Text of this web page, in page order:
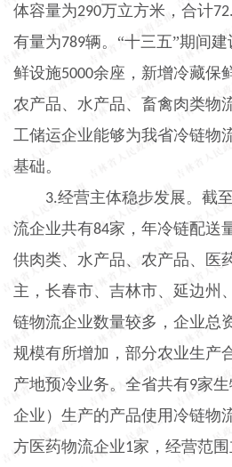
体容量为290万立方米，合计
有量为789辆。“十三五”期间
鲜设施5000余座，新增冷藏保
农产品、水产品、畜禽肉类物
工储运企业能够为我省冷链物
基础。
3.经营主体稳步发展。截至
流企业共有84家，年冷链配送
供肉类、水产品、农产品、医
主，长春市、吉林市、延边州
链物流企业数量较多，企业总
规模有所增加，部分农业生产
产地预冷业务。全省共有9家
企业）生产的产品使用冷链物
方医药物流企业1家，经营范